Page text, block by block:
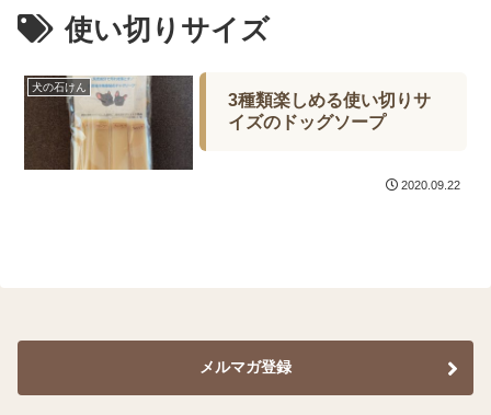
使い切りサイズ
犬の石けん
3種類楽しめる使い切りサ
イズのドッグソープ
2020.09.22
メルマガ登録